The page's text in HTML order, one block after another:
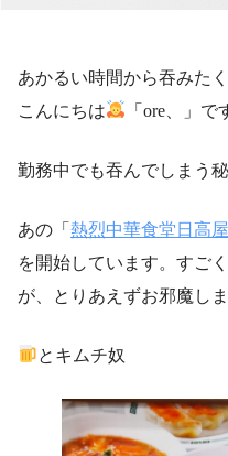
あかるい時間から吞みた
こんにちは
「ore、」で
勤務中でも吞んでしまう
あの「 熱烈中華食堂日高屋
を開始しています。すご
が、とりあえずお邪魔しま
とキムチ奴